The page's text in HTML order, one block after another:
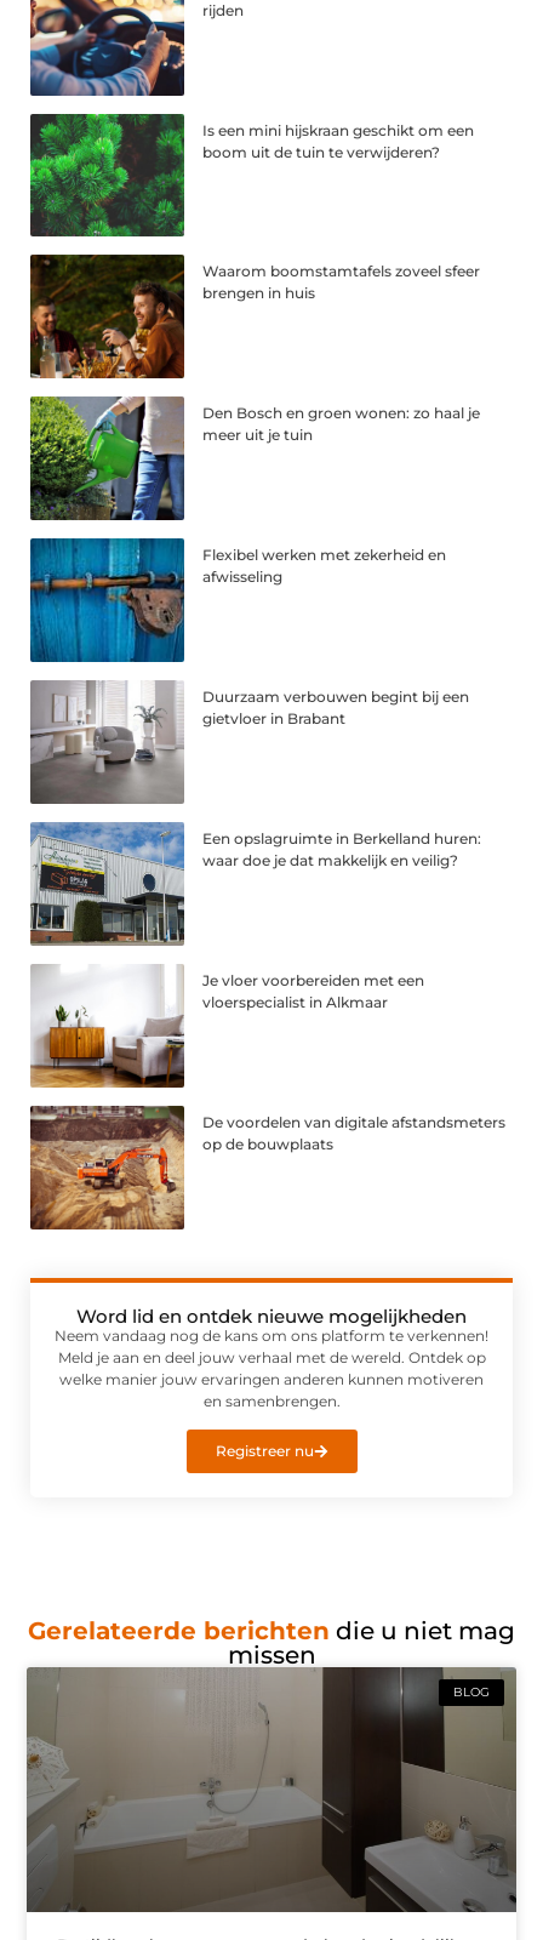
rijden
Is een mini hijskraan geschikt om een
boom uit de tuin te verwijderen?
Waarom boomstamtafels zoveel sfeer
brengen in huis
Den Bosch en groen wonen: zo haal je
meer uit je tuin
Flexibel werken met zekerheid en
afwisseling
Duurzaam verbouwen begint bij een
gietvloer in Brabant
Een opslagruimte in Berkelland huren:
waar doe je dat makkelijk en veilig?
Je vloer voorbereiden met een
vloerspecialist in Alkmaar
De voordelen van digitale afstandsmeters
op de bouwplaats
Word lid en ontdek nieuwe mogelijkheden
Neem vandaag nog de kans om ons platform te verkennen!
Meld je aan en deel jouw verhaal met de wereld. Ontdek op
welke manier jouw ervaringen anderen kunnen motiveren
en samenbrengen.
Registreer nu
Gerelateerde berichten die u niet mag
missen
BLOG